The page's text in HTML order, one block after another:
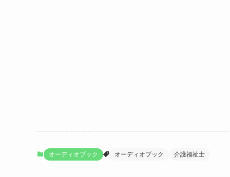
オーディオブック オーディオブック 介護福祉士